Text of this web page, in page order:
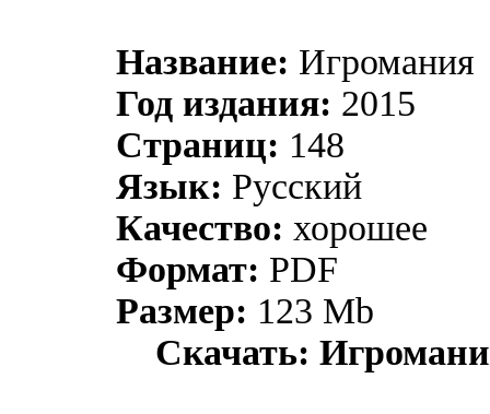
Название: Игромания
Год издания: 2015
Страниц: 148
Язык: Русский
Качество: хорошее
Формат: PDF
Размер: 123 Mb
Скачать: